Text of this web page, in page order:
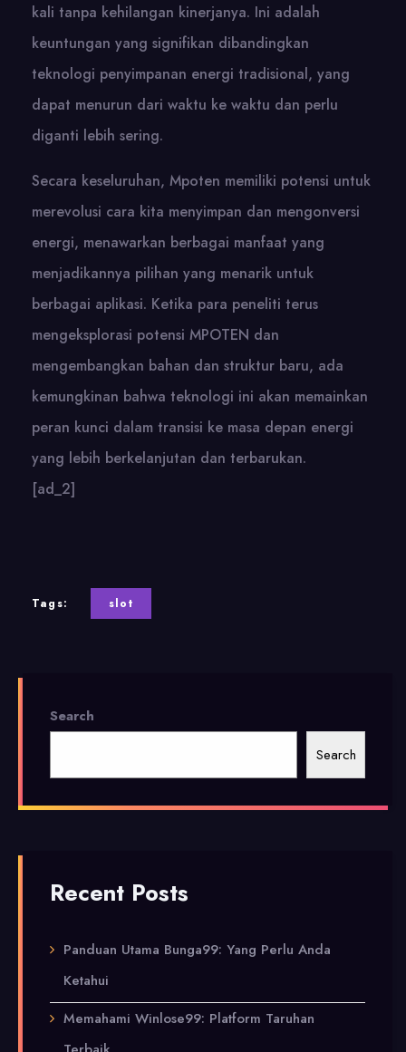
kali tanpa kehilangan kinerjanya. Ini adalah
keuntungan yang signifikan dibandingkan
teknologi penyimpanan energi tradisional, yang
dapat menurun dari waktu ke waktu dan perlu
diganti lebih sering.
Secara keseluruhan, Mpoten memiliki potensi untuk
merevolusi cara kita menyimpan dan mengonversi
energi, menawarkan berbagai manfaat yang
menjadikannya pilihan yang menarik untuk
berbagai aplikasi. Ketika para peneliti terus
mengeksplorasi potensi MPOTEN dan
mengembangkan bahan dan struktur baru, ada
kemungkinan bahwa teknologi ini akan memainkan
peran kunci dalam transisi ke masa depan energi
yang lebih berkelanjutan dan terbarukan.
[ad_2]
Tags: slot
Search
Search
Recent Posts
Panduan Utama Bunga99: Yang Perlu Anda
Ketahui
Memahami Winlose99: Platform Taruhan